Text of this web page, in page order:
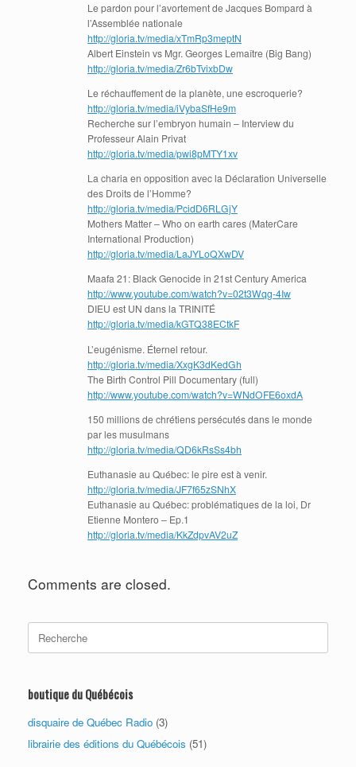
Le pardon pour l’avortement de Jacques Bompard à
l’Assemblée nationale
http://gloria.tv/media/xTmRp3meptN
Albert Einstein vs Mgr. Georges Lemaître (Big Bang)
http://gloria.tv/media/Zr6bTvixbDw
Le réchauffement de la planète, une escroquerie?
http://gloria.tv/media/iVybaSfHe9m
Recherche sur l’embryon humain – Interview du
Professeur Alain Privat
http://gloria.tv/media/pwi8pMTY1xv
La charia en opposition avec la Déclaration Universelle
des Droits de l’Homme?
http://gloria.tv/media/PcidD6RLGjY
Mothers Matter – Who on earth cares (MaterCare
International Production)
http://gloria.tv/media/LaJYLoQXwDV
Maafa 21: Black Genocide in 21st Century America
http://www.youtube.com/watch?v=02t3Wqg-4Iw
DIEU est UN dans la TRINITÉ
http://gloria.tv/media/kGTQ38ECtkF
L’eugénisme. Éternel retour.
http://gloria.tv/media/XxgK3dKedGh
The Birth Control Pill Documentary (full)
http://www.youtube.com/watch?v=WNdOFE6oxdA
150 millions de chrétiens persécutés dans le monde
par les musulmans
http://gloria.tv/media/QD6kRsSs4bh
Euthanasie au Québec: le pire est à venir.
http://gloria.tv/media/JF7f65zSNhX
Euthanasie au Québec: problématiques de la loi, Dr
Etienne Montero – Ep.1
http://gloria.tv/media/KkZdpvAV2uZ
Comments are closed.
Search
for:
boutique du Québécois
disquaire de Québec Radio (3)
librairie des éditions du Québécois (51)